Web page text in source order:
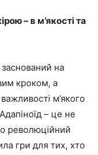
– в м’якості та
заснований на
кроком, а
м’якого
– це не
революційний
гри для тих, хто